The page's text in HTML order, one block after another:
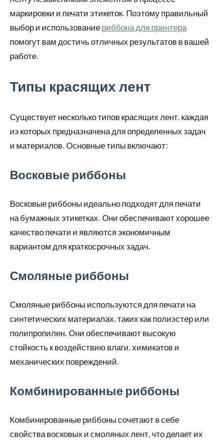
маркировки и печати этикеток. Поэтому правильный
выбор и использование риббона для принтера
помогут вам достичь отличных результатов в вашей
работе.
Типы красящих лент
Существует несколько типов красящих лент, каждая
из которых предназначена для определенных задач
и материалов. Основные типы включают:
Восковые риббоны
Восковые риббоны идеально подходят для печати
на бумажных этикетках. Они обеспечивают хорошее
качество печати и являются экономичным
вариантом для краткосрочных задач.
Смоляные риббоны
Смоляные риббоны используются для печати на
синтетических материалах, таких как полиэстер или
полипропилен. Они обеспечивают высокую
стойкость к воздействию влаги, химикатов и
механических повреждений.
Комбинированные риббоны
Комбинированные риббоны сочетают в себе
свойства восковых и смоляных лент, что делает их